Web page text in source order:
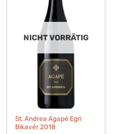
NICHT VORRÄTIG
St. Andrea Agapé Egri
Bikavér 2018